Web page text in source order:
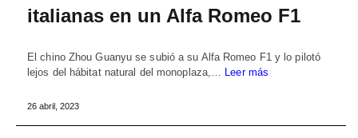
italianas en un Alfa Romeo F1
El chino Zhou Guanyu se subió a su Alfa Romeo F1 y lo pilotó
lejos del hábitat natural del monoplaza,…
Leer más
26 abril, 2023